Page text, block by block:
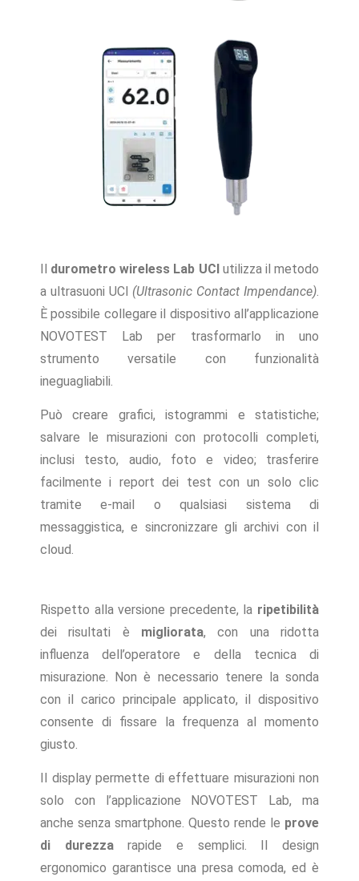
durometro wireless Lab UCI utilizza il metodo
a ultrasuoni UCI (Ultrasonic Contact Impendance).
È possibile collegare il dispositivo all’applicazione
NOVOTEST Lab per trasformarlo in uno
strumento versatile con funzionalità
ineguagliabili.
Può creare grafici, istogrammi e statistiche;
salvare le misurazioni con protocolli completi,
inclusi testo, audio, foto e video; trasferire
facilmente i report dei test con un solo clic
tramite e-mail o qualsiasi sistema di
messaggistica, e sincronizzare gli archivi con il
cloud.
Rispetto alla versione precedente, la ripetibilità
dei risultati è migliorata, con una ridotta
influenza dell’operatore e della tecnica di
misurazione. Non è necessario tenere la sonda
con il carico principale applicato, il dispositivo
consente di fissare la frequenza al momento
giusto.
Il display permette di effettuare misurazioni non
solo con l’applicazione NOVOTEST Lab, ma
anche senza smartphone. Questo rende le prove
di durezzarapide e semplici. Il design
ergonomico garantisce una presa comoda, ed è